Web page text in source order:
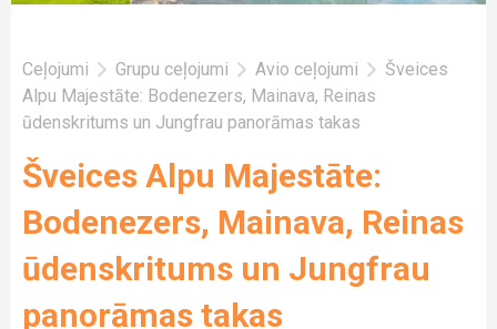
Ceļojumi Grupu ceļojumi Avio ceļojumi
Šveices
Alpu Majestāte: Bodenezers, Mainava, Reinas
ūdenskritums un Jungfrau panorāmas takas
Šveices Alpu Majestāte:
Bodenezers, Mainava, Reinas
ūdenskritums un Jungfrau
panorāmas takas